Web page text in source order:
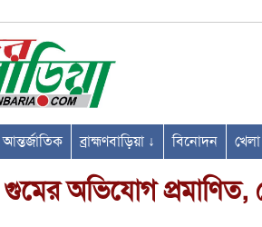
আন্তর্জাতিক ব্রাহ্মণবাড়িয়া ↓ বিনোদন খেলা
অভিযোগ প্রমাণিত,